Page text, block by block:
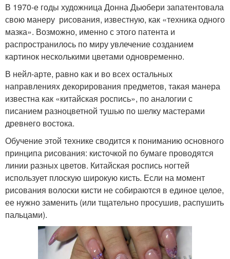
В 1970-е годы художница Донна Дьюбери запатентовала
свою манеру рисования, известную, как «техника одного
мазка». Возможно, именно с этого патента и
распространилось по миру увлечение созданием
картинок несколькими цветами одновременно.
В нейл-арте, равно как и во всех остальных
направлениях декорирования предметов, такая манера
известна как «китайская роспись», по аналогии с
писанием разноцветной тушью по шелку мастерами
древнего востока.
Обучение этой технике сводится к пониманию основного
принципа рисования: кисточкой по бумаге проводятся
линии разных цветов. Китайская роспись ногтей
использует плоскую широкую кисть. Если на момент
рисования волоски кисти не собираются в единое целое,
ее нужно заменить (или тщательно просушив, распушить
пальцами).